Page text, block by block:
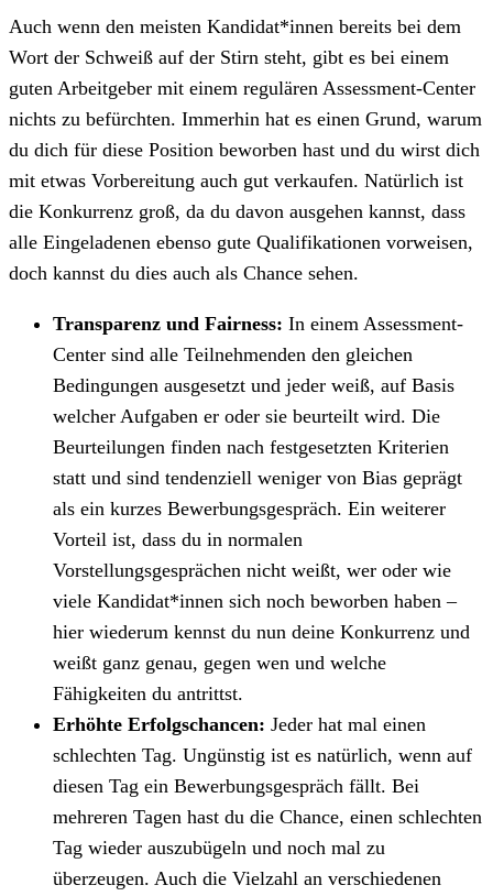
Auch wenn den meisten Kandidat*innen bereits bei dem
Wort der Schweiß auf der Stirn steht, gibt es bei einem
guten Arbeitgeber mit einem regulären Assessment-Center
nichts zu befürchten. Immerhin hat es einen Grund, warum
du dich für diese Position beworben hast und du wirst dich
mit etwas Vorbereitung auch gut verkaufen. Natürlich ist
die Konkurrenz groß, da du davon ausgehen kannst, dass
alle Eingeladenen ebenso gute Qualifikationen vorweisen,
doch kannst du dies auch als Chance sehen.
Transparenz und Fairness: In einem Assessment-
Center sind alle Teilnehmenden den gleichen
Bedingungen ausgesetzt und jeder weiß, auf Basis
welcher Aufgaben er oder sie beurteilt wird. Die
Beurteilungen finden nach festgesetzten Kriterien
statt und sind tendenziell weniger von Bias geprägt
als ein kurzes Bewerbungsgespräch. Ein weiterer
Vorteil ist, dass du in normalen
Vorstellungsgesprächen nicht weißt, wer oder wie
viele Kandidat*innen sich noch beworben haben –
hier wiederum kennst du nun deine Konkurrenz und
weißt ganz genau, gegen wen und welche
Fähigkeiten du antrittst.
Erhöhte Erfolgschancen: Jeder hat mal einen
schlechten Tag. Ungünstig ist es natürlich, wenn auf
diesen Tag ein Bewerbungsgespräch fällt. Bei
mehreren Tagen hast du die Chance, einen schlechten
Tag wieder auszubügeln und noch mal zu
überzeugen. Auch die Vielzahl an verschiedenen